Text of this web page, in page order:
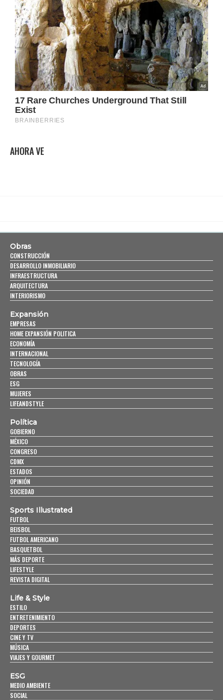
AHORA VE
Obras
CONSTRUCCIÓN
DESARROLLO INMOBILIARIO
INFRAESTRUCTURA
ARQUITECTURA
INTERIORISMO
Expansión
EMPRESAS
HOME EXPANSIÓN POLITICA
ECONOMÍA
INTERNACIONAL
TECNOLOGÍA
OBRAS
ESG
MUJERES
LIFEANDSTYLE
Política
GOBIERNO
MÉXICO
CONGRESO
CDMX
ESTADOS
OPINIÓN
SOCIEDAD
Sports Illustrated
FUTBOL
BEISBOL
FUTBOL AMERICANO
BASQUETBOL
MÁS DEPORTE
LIFESTYLE
REVISTA DIGITAL
Life & Style
ESTILO
ENTRETENIMIENTO
DEPORTES
CINE Y TV
MÚSICA
VIAJES Y GOURMET
ESG
MEDIO AMBIENTE
SOCIAL